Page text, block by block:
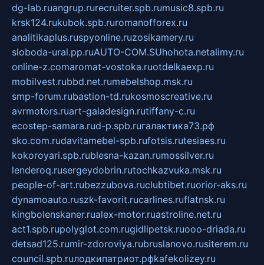
dg-lab.ruangrup.rurecruiter.spb.rumusic8.spb.ru
krsk124.rukubok.spb.ruromanofforex.ru
analitikaplus.ruspyonline.ruzosikamery.ru
sloboda-ural.pp.ruAUTO-COM.SUhohota.netalimy.ru
online-z.comaromat-vostoka.ruotdelkaexp.ru
mobilvest.rubbd.net.rumebelshop.msk.ru
smp-forum.rubastion-td.rukosmoscreative.ru
avrmotors.ruart-galadesign.rutiffany-c.ru
ecostep-samara.rud-p.spb.ruгалактика73.рф
sko.com.rudavitamebel-spb.rufotsis.rutesiaes.ru
kokoroyari.spb.rublesna-kazan.rumossilver.ru
lenderoq.rusergeydobrin.rutochkazvuka.msk.ru
people-of-art.rubezzubova.ruclubtibet.ruorior-aks.ru
dynamoauto.ruszk-favorit.rucarlines.ruflatnsk.ru
kingbolenskaner.rualex-motor.ruastroline.net.ru
act1.spb.rupolyglot.com.rugidlipetsk.ruooo-driada.ru
detsad125.rumir-zdoroviya.rubruslanovo.rusiterem.ru
council.spb.ruлодкипатриот.рфkafekolizey.ru